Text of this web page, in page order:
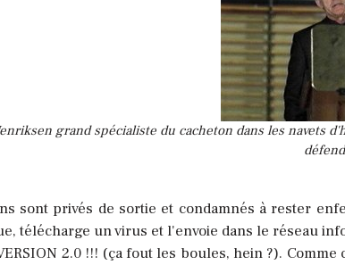
grand spécialiste du cacheton dans les navets
sont privés de sortie et condamnés à rester
télécharge un virus et l'envoie dans le réseau
2.0 !!! (ça fout les boules, hein ?).